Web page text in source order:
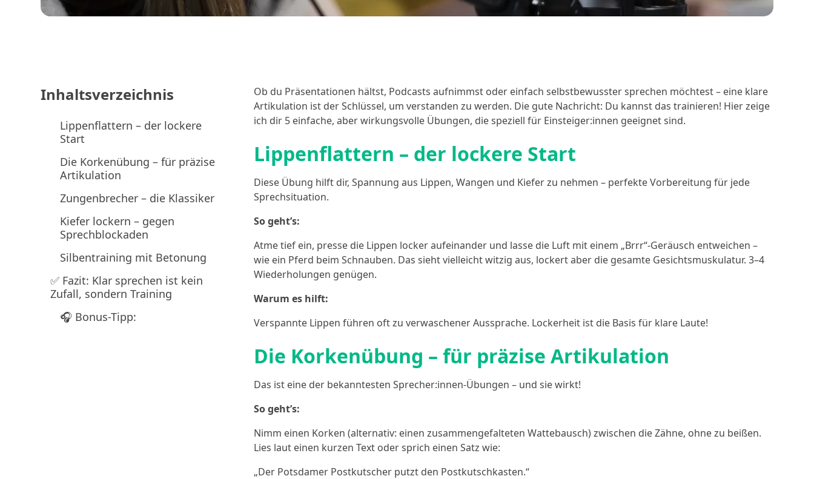
Inhaltsverzeichnis
Lippenflattern – der lockere
Start
Die Korkenübung – für präzise
Artikulation
Zungenbrecher – die Klassiker
Kiefer lockern – gegen
Sprechblockaden
Silbentraining mit Betonung
✅ Fazit: Klar sprechen ist kein
Zufall, sondern Training
🎧 Bonus-Tipp:
Ob du Präsentationen hältst, Podcasts aufnimmst oder einfach selbstbewusster sprechen möchtest – eine klare
Artikulation ist der Schlüssel, um verstanden zu werden. Die gute Nachricht: Du kannst das trainieren! Hier zeige
ich dir 5 einfache, aber wirkungsvolle Übungen, die speziell für Einsteiger:innen geeignet sind.
Lippenflattern – der lockere Start
Diese Übung hilft dir, Spannung aus Lippen, Wangen und Kiefer zu nehmen – perfekte Vorbereitung für jede
Sprechsituation.
So geht’s:
Atme tief ein, presse die Lippen locker aufeinander und lasse die Luft mit einem „Brrr“-Geräusch entweichen –
wie ein Pferd beim Schnauben. Das sieht vielleicht witzig aus, lockert aber die gesamte Gesichtsmuskulatur. 3–4
Wiederholungen genügen.
Warum es hilft:
Verspannte Lippen führen oft zu verwaschener Aussprache. Lockerheit ist die Basis für klare Laute!
Die Korkenübung – für präzise Artikulation
Das ist eine der bekanntesten Sprecher:innen-Übungen – und sie wirkt!
So geht’s:
Nimm einen Korken (alternativ: einen zusammengefalteten Wattebausch) zwischen die Zähne, ohne zu beißen.
Lies laut einen kurzen Text oder sprich einen Satz wie:
„Der Potsdamer Postkutscher putzt den Postkutschkasten.“